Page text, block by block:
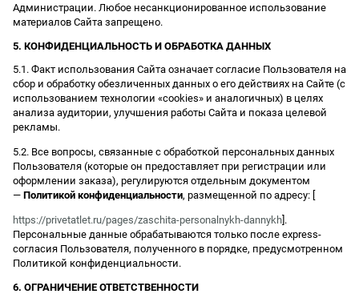
Администрации. Любое несанкционированное использование
материалов Сайта запрещено.
5. КОНФИДЕНЦИАЛЬНОСТЬ И ОБРАБОТКА ДАННЫХ
5.1. Факт использования Сайта означает согласие Пользователя на
сбор и обработку обезличенных данных о его действиях на Сайте (с
использованием технологии «cookies» и аналогичных) в целях
анализа аудитории, улучшения работы Сайта и показа целевой
рекламы.
5.2. Все вопросы, связанные с обработкой персональных данных
Пользователя (которые он предоставляет при регистрации или
оформлении заказа), регулируются отдельным документом
— Политикой конфиденциальности, размещенной по адресу: [
https://privetatlet.ru/pages/zaschita-personalnykh-dannykh].
Персональные данные обрабатываются только после express-
согласия Пользователя, полученного в порядке, предусмотренном
Политикой конфиденциальности.
6. ОГРАНИЧЕНИЕ ОТВЕТСТВЕННОСТИ